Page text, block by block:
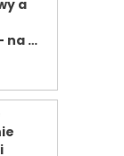
a
na …